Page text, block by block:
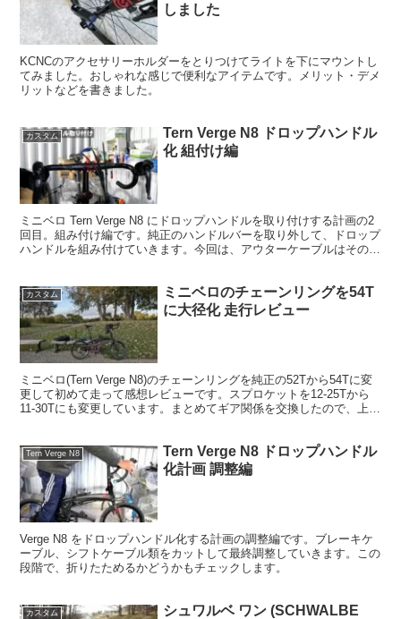
しました
KCNCのアクセサリーホルダーをとりつけてライトを下にマウントし
てみました。おしゃれな感じで便利なアイテムです。メリット・デメ
リットなどを書きました。
カスタム
Tern Verge N8 ドロップハンドル
化 組付け編
ミニベロ Tern Verge N8 にドロップハンドルを取り付けする計画の2
回目。組み付け編です。純正のハンドルバーを取り外して、ドロップ
ハンドルを組み付けていきます。今回は、アウターケーブルはそのま
カスタム
ミニベロのチェーンリングを54T
に大径化 走行レビュー
ミニベロ(Tern Verge N8)のチェーンリングを純正の52Tから54Tに変
更して初めて走って感想レビューです。スプロケットを12-25Tから
11-30Tにも変更しています。まとめてギア関係を交換したので、上
Tern Verge N8
Tern Verge N8 ドロップハンドル
化計画 調整編
Verge N8 をドロップハンドル化する計画の調整編です。ブレーキケ
ーブル、シフトケーブル類をカットして最終調整していきます。この
段階で、折りたためるかどうかもチェックします。
カスタム
シュワルベ ワン (SCHWALBE